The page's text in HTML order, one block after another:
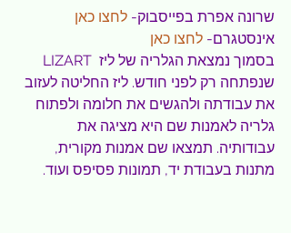
שרונה אפרת בפייסבוק- לחצו כאן
אינסטגרם- לחצו כאן
שנפתחה רק לפני חודש. ליז החליטה לעזוב
את עבודתה ולהגשים את חלומה ולפתוח
גלריה לאמנות שם היא מציגה את
עבודותיה. תמצאו שם אמנות מקורית,
מתנות בעבודת יד, תמונות פסיפס ועוד.